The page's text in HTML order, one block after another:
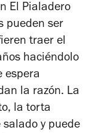
El Pialadero
pueden ser
traer el
haciéndolo
espera
la razón. La
la torta
y puede